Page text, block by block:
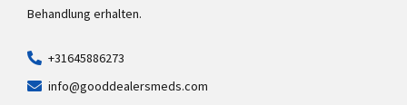
Behandlung erhalten.
+31645886273
info@gooddealersmeds.com